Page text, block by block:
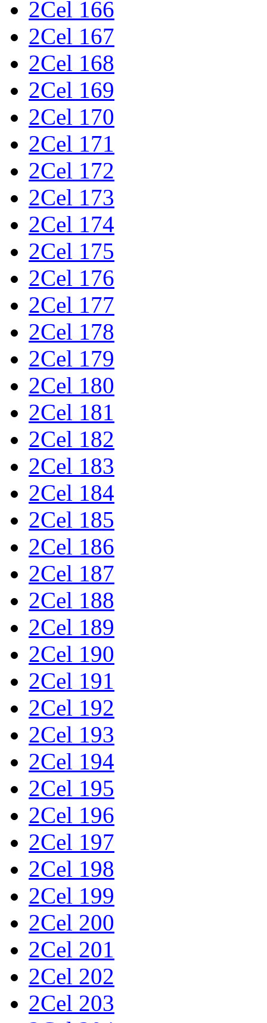
2Cel 166
2Cel 167
2Cel 168
2Cel 169
2Cel 170
2Cel 171
2Cel 172
2Cel 173
2Cel 174
2Cel 175
2Cel 176
2Cel 177
2Cel 178
2Cel 179
2Cel 180
2Cel 181
2Cel 182
2Cel 183
2Cel 184
2Cel 185
2Cel 186
2Cel 187
2Cel 188
2Cel 189
2Cel 190
2Cel 191
2Cel 192
2Cel 193
2Cel 194
2Cel 195
2Cel 196
2Cel 197
2Cel 198
2Cel 199
2Cel 200
2Cel 201
2Cel 202
2Cel 203